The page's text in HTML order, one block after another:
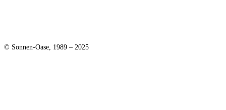
© Sonnen-Oase, 1989 – 2025